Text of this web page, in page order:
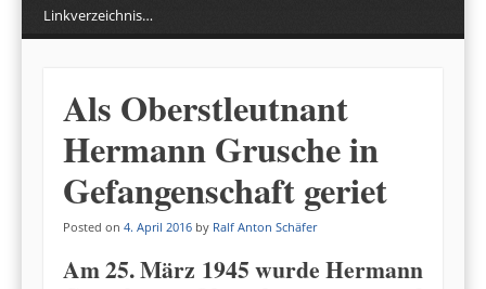
Linkverzeichnis…
Als Oberstleutnant
Hermann Grusche in
Gefangenschaft geriet
Posted on 4. April 2016 by Ralf Anton Schäfer
Am 25. März 1945 wurde Hermann